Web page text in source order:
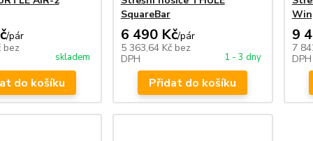
/pár
bez
skladem
do košíku
SquareBar
6 490 Kč/pár
5 363,64 Kč bez
DPH
1 - 3 dny
Přidat do košíku
9
7
DPH